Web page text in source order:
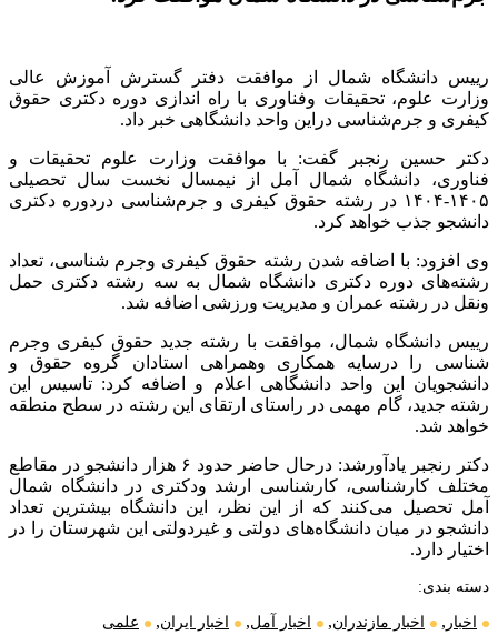
رییس دانشگاه شمال از موافقت دفتر گسترش آموزش عالی
وزارت علوم، تحقیقات وفناوری با راه اندازی دوره دکتری حقوق
کیفری و جرم‌شناسی دراین واحد دانشگاهی خبر داد.
دکتر حسین رنجبر گفت: با موافقت وزارت علوم تحقیقات و
فناوری، دانشگاه شمال آمل از نیمسال نخست سال تحصیلی
۱۴۰۵-۱۴۰۴ در رشته حقوق کیفری و جرم‌شناسی دردوره دکتری
دانشجو جذب خواهد کرد.
وی افزود: با اضافه شدن رشته حقوق کیفری وجرم شناسی، تعداد
رشته‌های دوره دکتری دانشگاه شمال به سه رشته دکتری حمل
ونقل در رشته عمران و مدیریت ورزشی اضافه شد.
رییس دانشگاه شمال، موافقت با رشته جدید حقوق کیفری وجرم
شناسی را درسایه همکاری وهمراهی استادان گروه حقوق و
دانشجویان این واحد دانشگاهی اعلام و اضافه کرد: تاسیس این
رشته جدید، گام مهمی در راستای ارتقای این رشته در سطح منطقه
خواهد شد.
دکتر رنجبر یادآورشد: درحال حاضر حدود ۶ هزار دانشجو در مقاطع
مختلف کارشناسی، کارشناسی ارشد ودکتری در دانشگاه شمال
آمل تحصیل می‌کنند که از این نظر، این دانشگاه بیشترین تعداد
دانشجو در میان دانشگاه‌های دولتی و غیردولتی این شهرستان را در
اختیار دارد.
دسته بندی:
اخبار , اخبار مازندران, اخبار آمل, اخبار ایران, علمی